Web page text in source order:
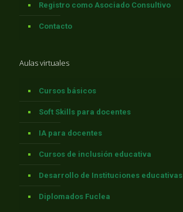
Registro como Asociado Consultivo
Contacto
Aulas virtuales
Cursos básicos
Soft Skills para docentes
IA para docentes
Cursos de inclusión educativa
Desarrollo de Instituciones educativas
Diplomados Fuclea